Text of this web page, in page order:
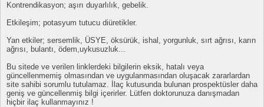
Kontrendikasyon; aşırı duyarlılık, gebelik.
Etkileşim; potasyum tutucu diüretikler.
Yan etkiler; sersemlik, ÜSYE, öksürük, ishal, yorgunluk, sırt ağrısı, karın
ağrısı, bulantı, ödem,uykusuzluk...
Bu sitede ve verilen linklerdeki bilgilerin eksik, hatalı veya
güncellenmemiş olmasından ve uygulanmasından oluşacak zararlardan
site sahibi sorumlu tutulamaz. İlaç kutusunda bulunan prospektüsler daha
geniş ve güncellenmiş bilgi içerirler. Lütfen doktorunuza danışmadan
hiçbir ilaç kullanmayınız !